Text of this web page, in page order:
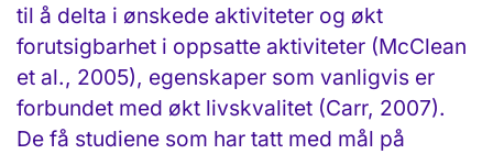
til å delta i ønskede aktiviteter og økt
forutsigbarhet i oppsatte aktiviteter (McClean
et al., 2005), egenskaper som vanligvis er
forbundet med økt livskvalitet (Carr, 2007).
De få studiene som har tatt med mål på